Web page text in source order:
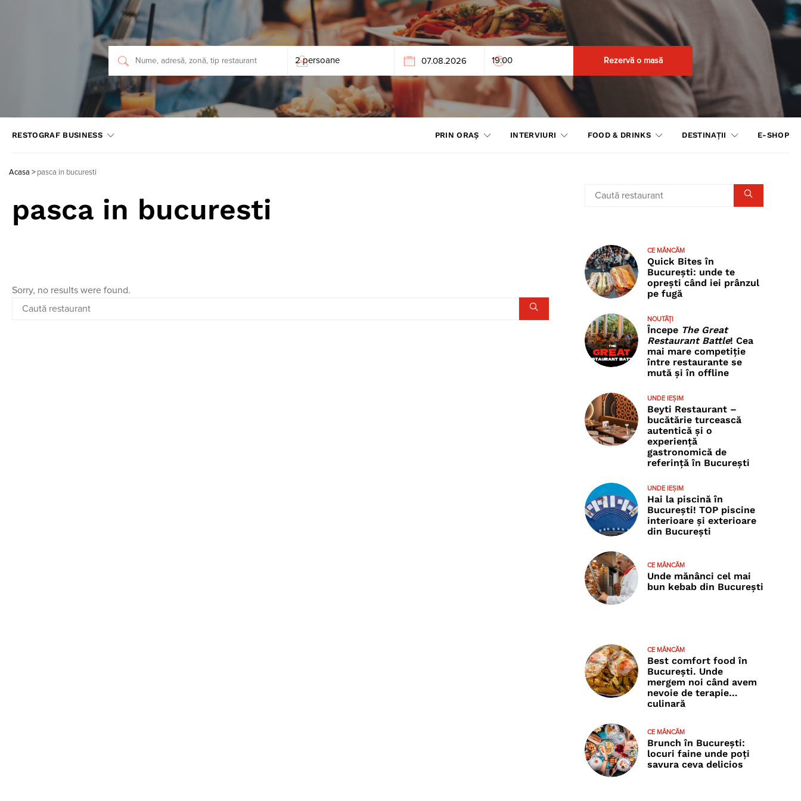
Rezervă o masă
RESTOGRAF BUSINESS PRIN ORAȘ INTERVIURI FOOD & DRINKS DESTINAȚII E-SHOP
Acasa > pasca in bucuresti
pasca in bucuresti
Sorry, no results were found.
CE MÂNCĂM
Quick Bites în
București: unde te
oprești când iei prânzul
pe fugă
NOUTĂȚI
Începe The Great
Restaurant Battle! Cea
mai mare competiție
între restaurante se
mută și în offline
UNDE IEȘIM
Beyti Restaurant –
bucătărie turcească
autentică și o
experiență
gastronomică de
referință în București
UNDE IEȘIM
Hai la piscină în
București! TOP piscine
interioare și exterioare
din București
CE MÂNCĂM
Unde mănânci cel mai
bun kebab din București
CE MÂNCĂM
Best comfort food în
București. Unde
mergem noi când avem
nevoie de terapie…
culinară
CE MÂNCĂM
Brunch în București:
locuri faine unde poţi
savura ceva delicios